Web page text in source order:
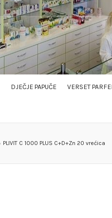
DJEČJE PAPUČE VERSET
PLIVIT C 1000 PLUS C+D+Zn 20 vrećica